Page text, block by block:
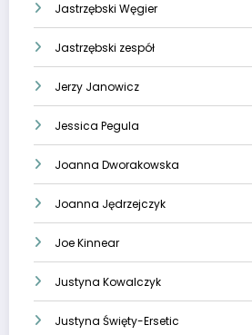
Jastrzębski Węgier
Jastrzębski zespół
Jerzy Janowicz
Jessica Pegula
Joanna Dworakowska
Joanna Jędrzejczyk
Joe Kinnear
Justyna Kowalczyk
Justyna Święty-Ersetic